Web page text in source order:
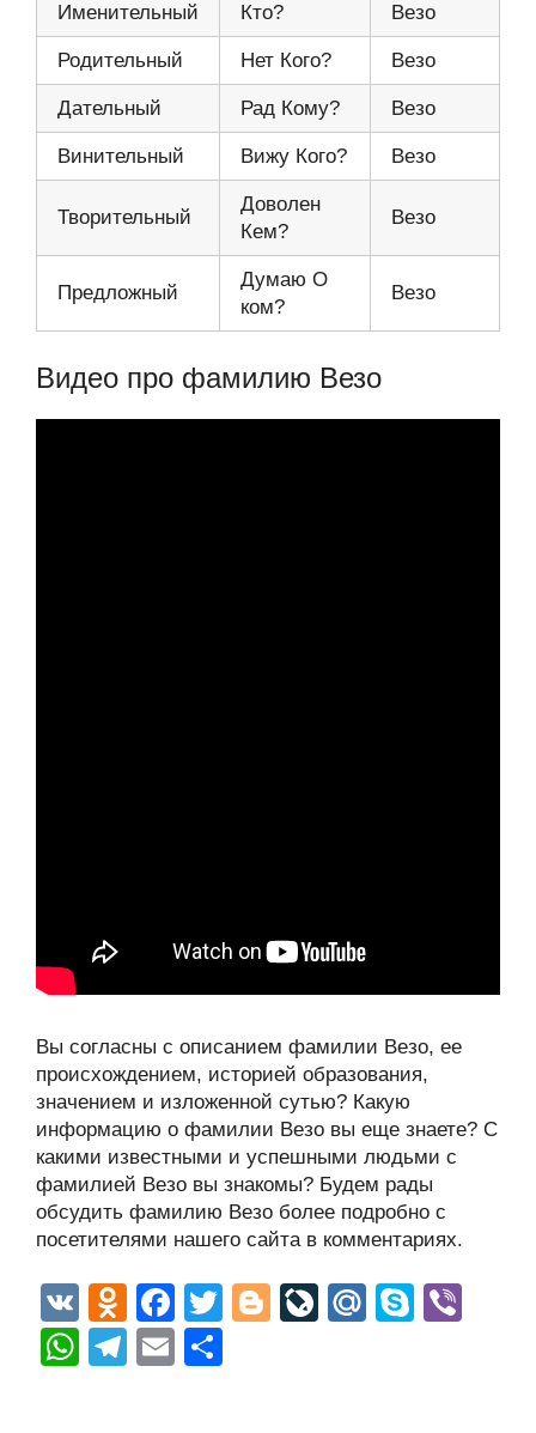
Именительный Кто? Везо
Родительный Нет Кого? Везо
Дательный Рад Кому? Везо
Винительный Вижу Кого? Везо
Творительный
Доволен
Кем?
Везо
Предложный
Думаю О
ком?
Везо
Видео про фамилию Везо
Вы согласны с описанием фамилии Везо, ее
происхождением, историей образования,
значением и изложенной сутью? Какую
информацию о фамилии Везо вы еще знаете? С
какими известными и успешными людьми с
фамилией Везо вы знакомы? Будем рады
обсудить фамилию Везо более подробно с
посетителями нашего сайта в комментариях.
V
K
O
d
n
F
a
c
T
Bl
Li
M
S
W
T
E